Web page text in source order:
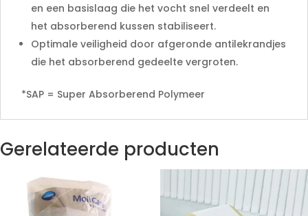
en een basislaag die het vocht snel verdeelt en
het absorberend kussen stabiliseert.
Optimale veiligheid door afgeronde antilekrandjes
die het absorberend gedeelte vergroten.
*SAP = Super Absorberend Polymeer
Gerelateerde producten